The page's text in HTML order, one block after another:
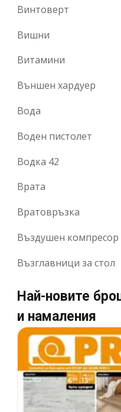
Винтоверт
Вишни
Витамини
Външен хардуер
Вода
Воден пистолет
Водка 42
Врата
Вратовръзка
Въздушен компресор
Възглавници за стол
Най-новите
и намаления